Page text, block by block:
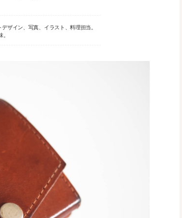
ザイン、写真、イラスト、料理担当。